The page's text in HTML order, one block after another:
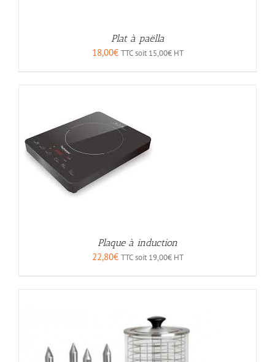
Plat à paëlla
18,00€ TTC soit 15,00€HT
Plaque à induction
22,80€ TTC soit 19,00€HT